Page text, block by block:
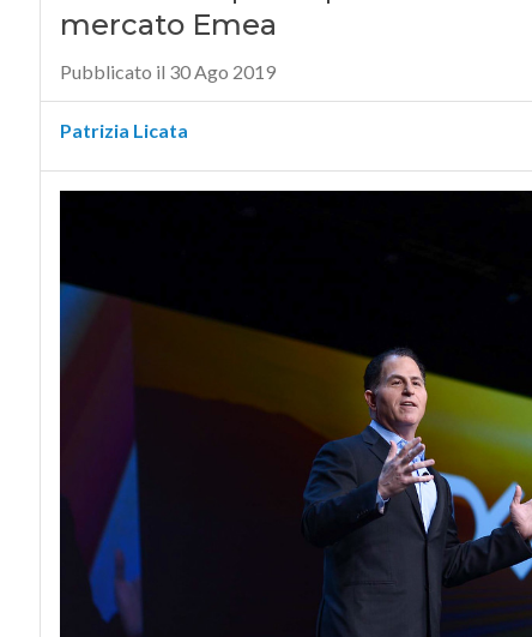
mercato Emea
Pubblicato il 30 Ago 2019
Patrizia Licata